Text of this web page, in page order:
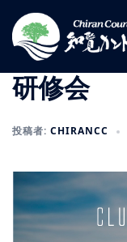
ン研修会
投稿者: CHIRANCC